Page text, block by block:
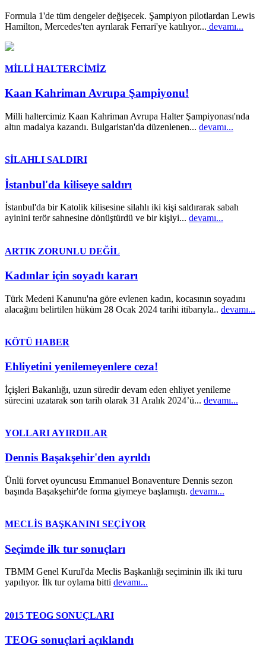
Formula 1'de tüm dengeler değişecek. Şampiyon pilotlardan Lewis
Hamilton, Mercedes'ten ayrılarak Ferrari'ye katılıyor... devamı...
MİLLİ HALTERCİMİZ
Kaan Kahriman Avrupa Şampiyonu!
Milli haltercimiz Kaan Kahriman Avrupa Halter Şampiyonası'nda
altın madalya kazandı. Bulgaristan'da düzenlenen... devamı...
SİLAHLI SALDIRI
İstanbul'da kiliseye saldırı
İstanbul'da bir Katolik kilisesine silahlı iki kişi saldırarak sabah
ayinini terör sahnesine dönüştürdü ve bir kişiyi... devamı...
ARTIK ZORUNLU DEĞİL
Kadınlar için soyadı kararı
Türk Medeni Kanunu'na göre evlenen kadın, kocasının soyadını
alacağını belirtilen hüküm 28 Ocak 2024 tarihi itibarıyla.. devamı...
KÖTÜ HABER
Ehliyetini yenilemeyenlere ceza!
İçişleri Bakanlığı, uzun süredir devam eden ehliyet yenileme
sürecini uzatarak son tarih olarak 31 Aralık 2024’ü... devamı...
YOLLARI AYIRDILAR
Dennis Başakşehir'den ayrıldı
Ünlü forvet oyuncusu Emmanuel Bonaventure Dennis sezon
başında Başakşehir'de forma giymeye başlamıştı. devamı...
MECLİS BAŞKANINI SEÇİYOR
Seçimde ilk tur sonuçları
TBMM Genel Kurul'da Meclis Başkanlığı seçiminin ilk iki turu
yapılıyor. İlk tur oylama bitti devamı...
2015 TEOG SONUÇLARI
TEOG sonuçlari açıklandı